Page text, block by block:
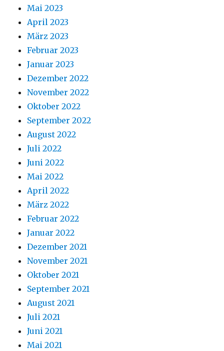
Mai 2023
April 2023
März 2023
Februar 2023
Januar 2023
Dezember 2022
November 2022
Oktober 2022
September 2022
August 2022
Juli 2022
Juni 2022
Mai 2022
April 2022
März 2022
Februar 2022
Januar 2022
Dezember 2021
November 2021
Oktober 2021
September 2021
August 2021
Juli 2021
Juni 2021
Mai 2021